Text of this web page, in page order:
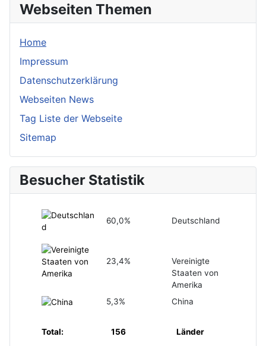
Webseiten Themen
Home
Impressum
Datenschutzerklärung
Webseiten News
Tag Liste der Webseite
Sitemap
Besucher Statistik
60,0% Deutschland
23,4%
Vereinigte
Staaten von
Amerika
5,3%
China
Total: 156 Länder